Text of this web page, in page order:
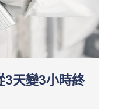
3天變3小時終